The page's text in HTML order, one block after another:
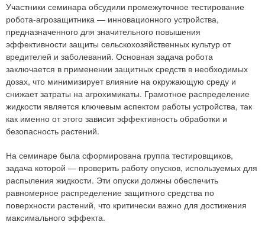
Участники семинара обсудили промежуточное тестирование
робота-агрозащитника — инновационного устройства,
предназначенного для значительного повышения
эффективности защиты сельскохозяйственных культур от
вредителей и заболеваний. Основная задача робота
заключается в применении защитных средств в необходимых
дозах, что минимизирует влияние на окружающую среду и
снижает затраты на агрохимикаты. Грамотное распределение
жидкости является ключевым аспектом работы устройства, так
как именно от этого зависит эффективность обработки и
безопасность растений.
На семинаре была сформирована группа тестировщиков,
задача которой — проверить работу опусков, используемых для
распыления жидкости. Эти опуски должны обеспечить
равномерное распределение защитного средства по
поверхности растений, что критически важно для достижения
максимального эффекта.